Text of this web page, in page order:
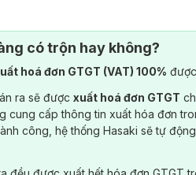
có trộn hay không?
hoá đơn GTGT (VAT) 100%
ra sẽ được xuất hoá đơn GTGT
cung cấp thông tin xuất hóa đơn
công, hệ thống Hasaki sẽ tự